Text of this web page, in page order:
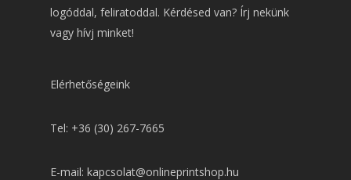
logóddal, feliratoddal. Kérdésed van? Írj nekünk
vagy hívj minket!
Elérhetőségeink
Tel: +36 (30) 267-7665
E-mail: kapcsolat@onlineprintshop.hu